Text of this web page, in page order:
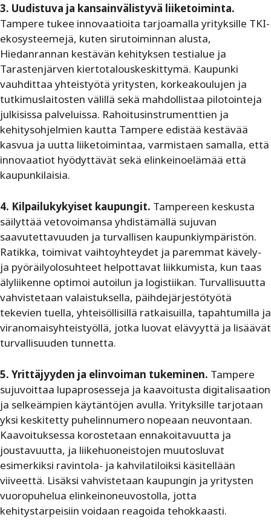
3. Uudistuva ja kansainvälistyvä liiketoiminta.
Tampere tukee innovaatioita tarjoamalla yrityksille TKI-
ekosysteemejä, kuten sirutoiminnan alusta,
Hiedanrannan kestävän kehityksen testialue ja
Tarastenjärven kiertotalouskeskittymä. Kaupunki
vauhdittaa yhteistyötä yritysten, korkeakoulujen ja
tutkimuslaitosten välillä sekä mahdollistaa pilotointeja
julkisissa palveluissa. Rahoitusinstrumenttien ja
kehitysohjelmien kautta Tampere edistää kestävää
kasvua ja uutta liiketoimintaa, varmistaen samalla, että
innovaatiot hyödyttävät sekä elinkeinoelämää että
kaupunkilaisia.
4. Kilpailukykyiset kaupungit. Tampereen keskusta
säilyttää vetovoimansa yhdistämällä sujuvan
saavutettavuuden ja turvallisen kaupunkiympäristön.
Ratikka, toimivat vaihtoyhteydet ja paremmat kävely-
ja pyöräilyolosuhteet helpottavat liikkumista, kun taas
älyliikenne optimoi autoilun ja logistiikan. Turvallisuutta
vahvistetaan valaistuksella, päihdejärjestötyötä
tekevien tuella, yhteisöllisillä ratkaisuilla, tapahtumilla ja
viranomaisyhteistyöllä, jotka luovat elävyyttä ja lisäävät
turvallisuuden tunnetta.
5. Yrittäjyyden ja elinvoiman tukeminen. Tampere
sujuvoittaa lupaprosesseja ja kaavoitusta digitalisaation
ja selkeämpien käytäntöjen avulla. Yrityksille tarjotaan
yksi keskitetty puhelinnumero nopeaan neuvontaan.
Kaavoituksessa korostetaan ennakoitavuutta ja
joustavuutta, ja liikehuoneistojen muutosluvat
esimerkiksi ravintola- ja kahvilatiloiksi käsitellään
viiveettä. Lisäksi vahvistetaan kaupungin ja yritysten
vuoropuhelua elinkeinoneuvostolla, jotta
kehitystarpeisiin voidaan reagoida tehokkaasti.